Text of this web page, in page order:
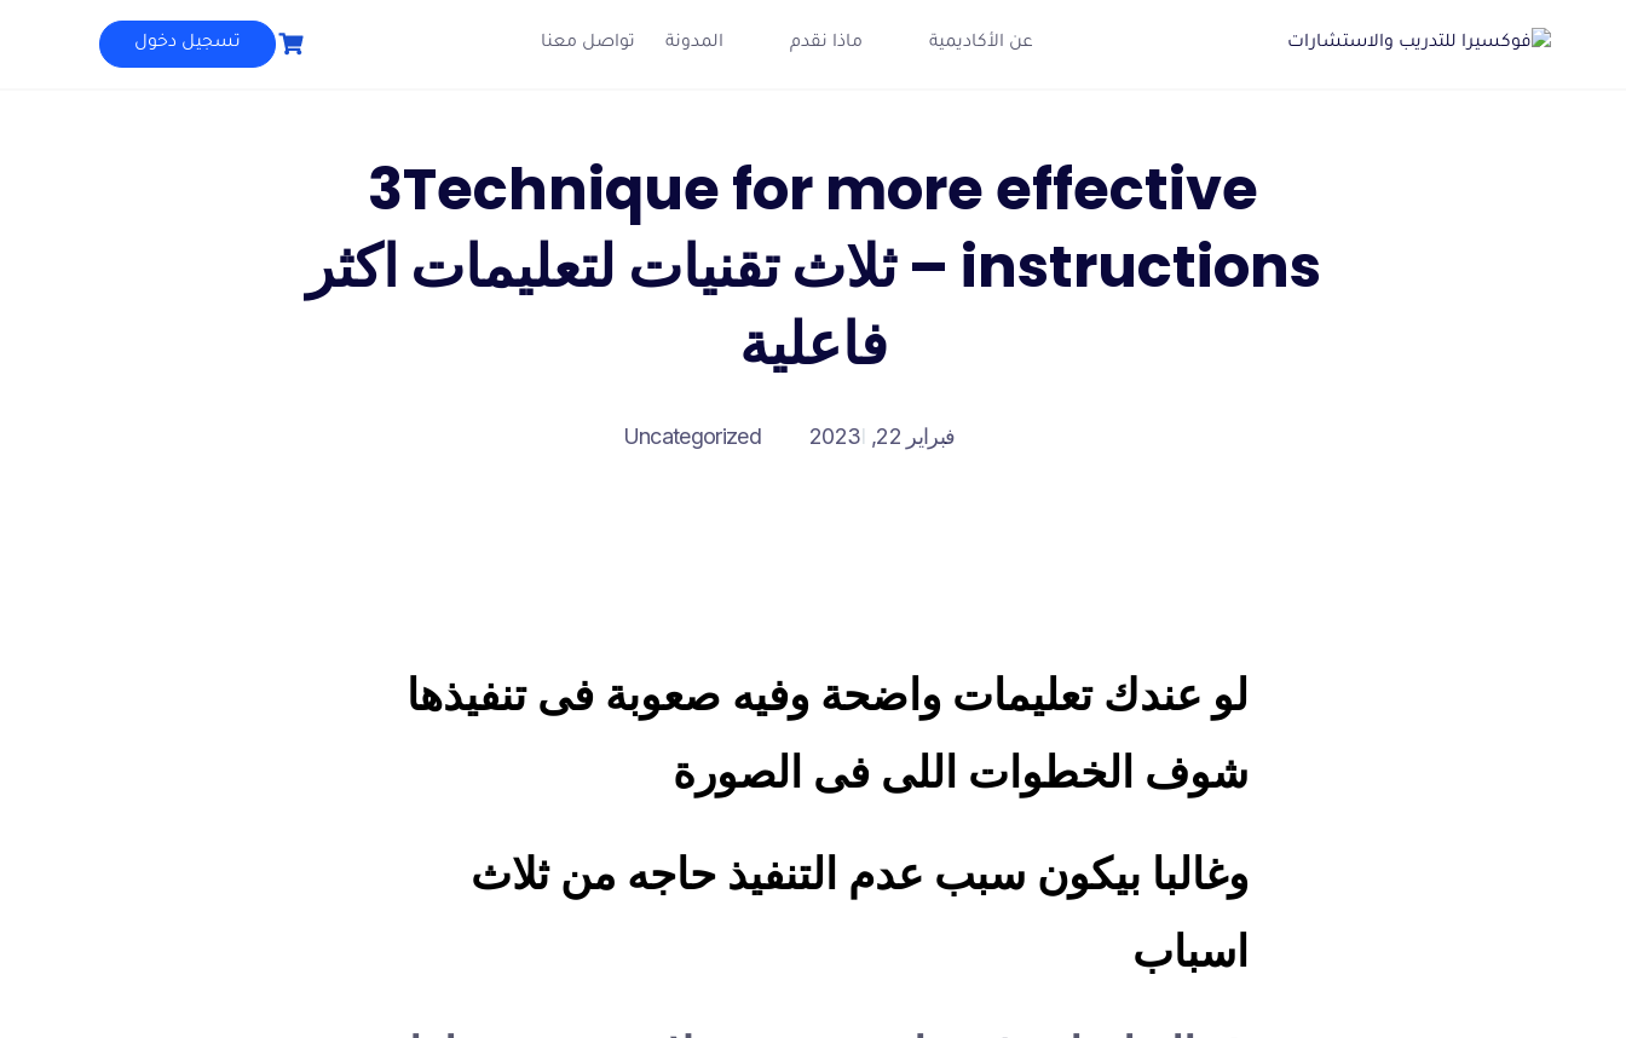
عن الأكاديمية ماذا نقدم المدونة تواصل معنا تسجيل دخول
3Technique for more effective
instructions – ثلاث تقنيات لتعليمات اكثر
فاعلية
فبراير 22, 2023 Uncategorized
لو عندك تعليمات واضحة وفيه صعوبة فى تنفيذها
شوف الخطوات اللى فى الصورة
وغالبا بيكون سبب عدم التنفيذ حاجه من ثلاث
اسباب